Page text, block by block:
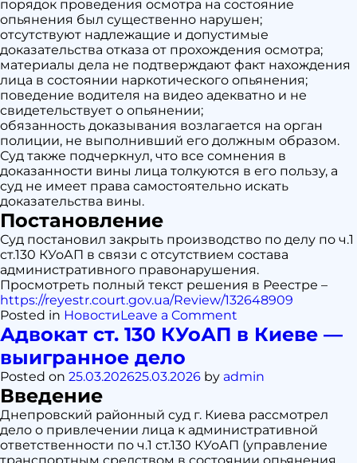
порядок проведения осмотра на состояние
опьянения был существенно нарушен;
отсутствуют надлежащие и допустимые
доказательства отказа от прохождения осмотра;
материалы дела не подтверждают факт нахождения
лица в состоянии наркотического опьянения;
поведение водителя на видео адекватно и не
свидетельствует о опьянении;
обязанность доказывания возлагается на орган
полиции, не выполнивший его должным образом.
Суд также подчеркнул, что все сомнения в
доказанности вины лица толкуются в его пользу, а
суд не имеет права самостоятельно искать
доказательства вины.
Постановление
Суд постановил закрыть производство по делу по ч.1
ст.130 КУоАП в связи с отсутствием состава
административного правонарушения.
Просмотреть полный текст решения в Реестре –
https://reyestr.court.gov.ua/Review/132648909
Posted in НовостиLeave a Comment
Адвокат
ст.
КУоАП
Зборов —
выигранное
дело
Адвокат ст. 130 КУоАП в Киеве —
выигранное дело
Posted on 25.03.202625.03.2026 by admin
Введение
Днепровский районный суд г. Киева рассмотрел
дело о привлечении лица к административной
ответственности по ч.1 ст.130 КУоАП (управление